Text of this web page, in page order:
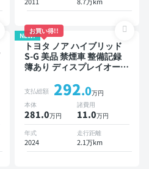
NEW!
お買い得!!
トヨタ ノア ハイブリッド
S-G 美品 禁煙車 整備記録
簿あり ディスプレイオーデ
オートクルーズ 3列シート
スマートキー ETC バック
モニター ドライブレコーダ
ー 衝突軽減 両側電動スラ
イドドア 7人乗り
支払総額 292.0万円
本体
281.0万円
諸費用
11.0万円
年式
2024
走行距離
2.1万km